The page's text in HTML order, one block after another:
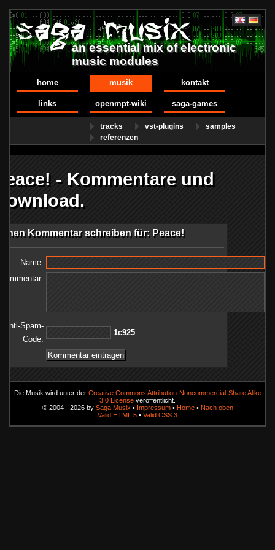
an essential mix of electronic
music modules
home musik kontakt
links openmpt-wiki saga-games
tracks vst-plugins
samples
referenzen
- Kommentare und
Kommentar schreiben für: Peace!
Name:
Kommentar:
Anti-Spam-
Code:
529c1
Die Musik wird unter der Creative Commons Attribution-Noncommercial-Share Alike
3.0 License veröffentlicht.
© 2004 - 2026 by Saga Musix • Impressum• Home• Nach oben
Valid HTML 5 • Valid CSS 3